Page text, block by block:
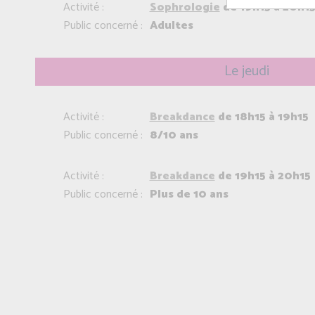
Activité : Sophrologie de 19h15 à 20h15
Public concerné : Adultes
Le jeudi
Activité : Breakdance de 18h15 à 19h15
Public concerné : 8/10 ans
Activité : Breakdance de 19h15 à 20h15
Public concerné : Plus de 10 ans